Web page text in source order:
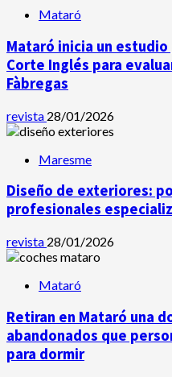
Mataró
Mataró inicia un
Corte Inglés para
Fàbregas
revista 28/01/2026
Maresme
Diseño de exteriores:
profesionales
revista 28/01/2026
Mataró
Retiran en Mataró una
abandonados que
para dormir